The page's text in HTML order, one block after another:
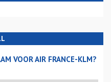
VOOR AIR FRANCE-KLM?